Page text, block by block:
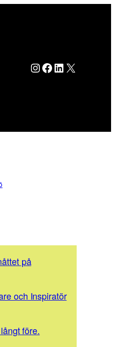
Instagram
Facebook
LinkedIn
X
på
och Inspiratör
före.